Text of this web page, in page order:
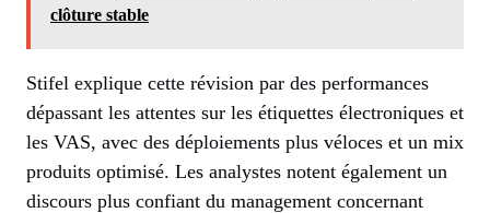
clôture stable
Stifel explique cette révision par des performances
dépassant les attentes sur les étiquettes électroniques et
les VAS, avec des déploiements plus véloces et un mix
produits optimisé. Les analystes notent également un
discours plus confiant du management concernant